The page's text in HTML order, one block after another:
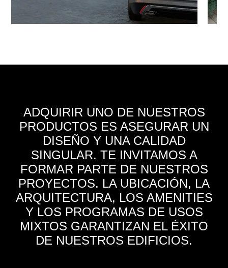
ADQUIRIR UNO DE NUESTROS
PRODUCTOS ES ASEGURAR UN
DISEÑO Y UNA CALIDAD
SINGULAR. TE INVITAMOS A
FORMAR PARTE DE NUESTROS
PROYECTOS. LA UBICACIÓN, LA
ARQUITECTURA, LOS AMENITIES
Y LOS PROGRAMAS DE USOS
MIXTOS GARANTIZAN EL ÉXITO
DE NUESTROS EDIFICIOS.